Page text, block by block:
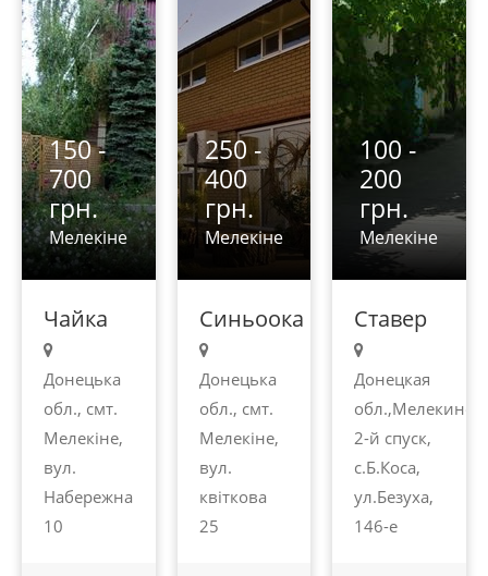
150 -
700
грн.
Мелекіне
Чайка
Донецька
обл., смт.
Мелекіне,
вул.
Набережна
10
250 -
400
грн.
Мелекіне
Синьоока
Донецька
обл., смт.
Мелекіне,
вул.
квіткова
25
100 -
200
грн.
Мелекіне
Ставер
Донецкая
обл.,Мелекино,
2-й спуск,
с.Б.Коса,
ул.Безуха,
146-е